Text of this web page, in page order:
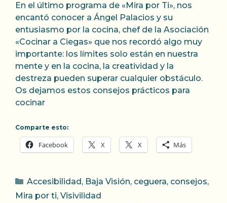
En el último programa de «Mira por Ti», nos
encantó conocer a Ángel Palacios y su
entusiasmo por la cocina, chef de la Asociación
«Cocinar a Ciegas» que nos recordó algo muy
importante: los límites solo están en nuestra
mente y en la cocina, la creatividad y la
destreza pueden superar cualquier obstáculo.
Os dejamos estos consejos prácticos para
cocinar
Comparte esto:
Facebook X X Más
Categorías
Accesibilidad , Baja Visión, ceguera, consejos,
Mira por ti, Visivilidad